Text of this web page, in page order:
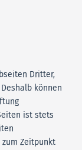
Dritter,
können
ist stets
Zeitpunkt